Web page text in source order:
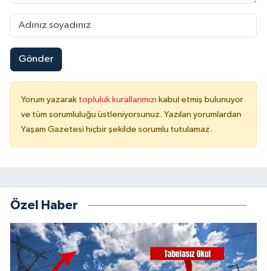
Gönder
Yorum yazarak topluluk kurallarımızı kabul etmiş bulunuyor
ve tüm sorumluluğu üstleniyorsunuz. Yazılan yorumlardan
Yaşam Gazetesi hiçbir şekilde sorumlu tutulamaz.
Özel Haber